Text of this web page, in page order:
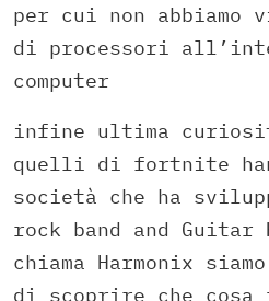
per cui non
di processori
computer
infine ultima
quelli di fortnite
società che ha
rock band and Guitar
chiama Harmonix
di scoprire che cosa